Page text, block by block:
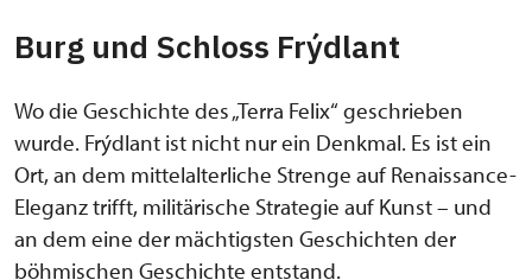
Burg und Schloss Frýdlant
Wo die Geschichte des „Terra Felix“ geschrieben
wurde. Frýdlant ist nicht nur ein Denkmal. Es ist ein
Ort, an dem mittelalterliche Strenge auf Renaissance-
Eleganz trifft, militärische Strategie auf Kunst – und
an dem eine der mächtigsten Geschichten der
böhmischen Geschichte entstand.